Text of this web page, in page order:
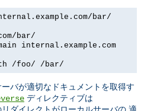
bar/
bar/
internal.example.com
/foo/ /bar/
バが適切なドキュメントを取得す
ディレクティブは